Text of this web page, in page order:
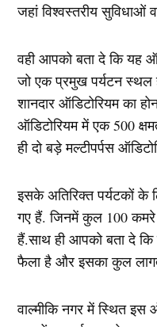
जहां विश्वस्तरीय सुविधाओं
वही आपको बता दे कि यह
जो एक प्रमुख पर्यटन
शानदार ऑडिटोरियम का
ऑडिटोरियम में एक 500
ही दो बड़े मल्टीपर्पस
इसके अतिरिक्त पर्यटकों के
गए हैं. जिनमें कुल 100
हैं.साथ ही आपको बता दे
फैला है और इसका कुल
वाल्मीकि नगर में स्थित